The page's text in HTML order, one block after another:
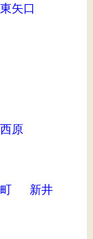
東矢口
西原
新井